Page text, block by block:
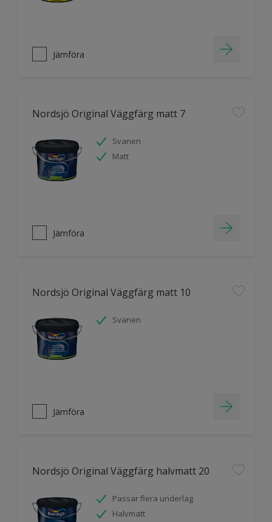
Jämföra
Nordsjö Original Väggfärg matt 7
Svanen
Matt
Jämföra
Nordsjö Original Väggfärg matt 10
Svanen
Jämföra
Nordsjö Original Väggfärg halvmatt 20
Passar flera underlag
Halvmatt